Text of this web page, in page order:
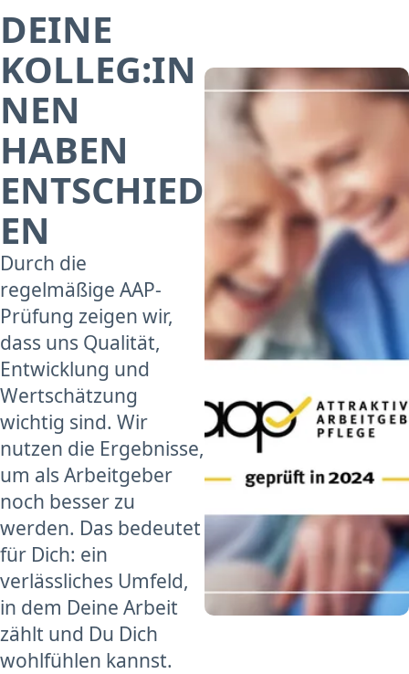
DEINE
KOLLEG:IN
NEN
HABEN
ENTSCHIED
EN
Durch die
regelmäßige AAP-
Prüfung zeigen wir,
dass uns Qualität,
Entwicklung und
Wertschätzung
wichtig sind. Wir
nutzen die Ergebnisse,
um als Arbeitgeber
noch besser zu
werden. Das bedeutet
für Dich: ein
verlässliches Umfeld,
in dem Deine Arbeit
zählt und Du Dich
wohlfühlen kannst.